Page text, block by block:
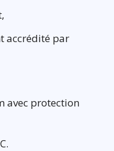
accrédité par
avec protection